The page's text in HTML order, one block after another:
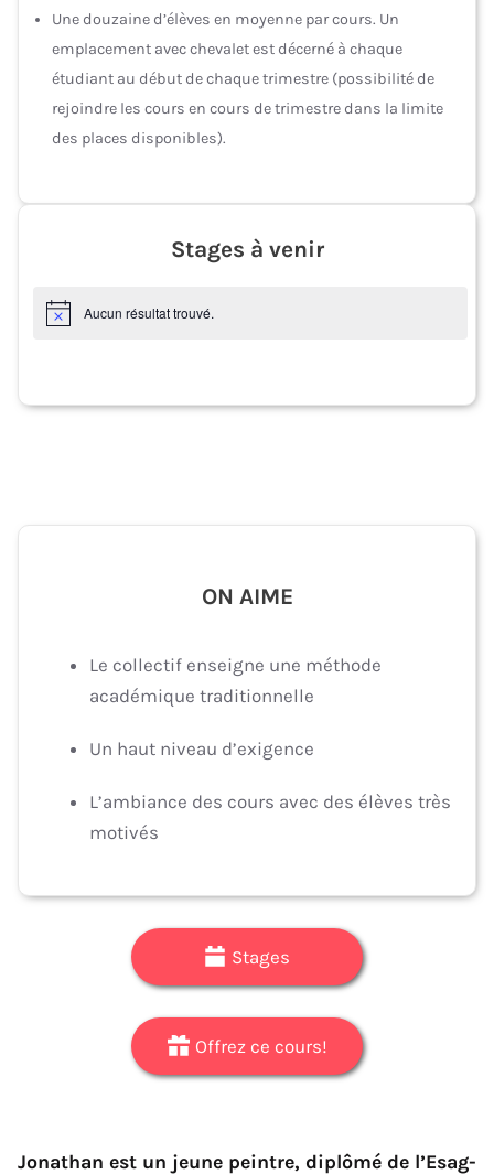
Une douzaine d’élèves en moyenne par cours. Un
emplacement avec chevalet est décerné à chaque
étudiant au début de chaque trimestre (possibilité de
rejoindre les cours en cours de trimestre dans la limite
des places disponibles).
Stages à venir
N
e
Aucun résultat trouvé.
Jonathan est un jeune peintre, diplômé de l’Esag-
ON AIME
Le collectif enseigne une méthode
académique traditionnelle
Un haut niveau d’exigence
L’ambiance des cours avec des élèves très
motivés
Stages
Offrez ce cours!